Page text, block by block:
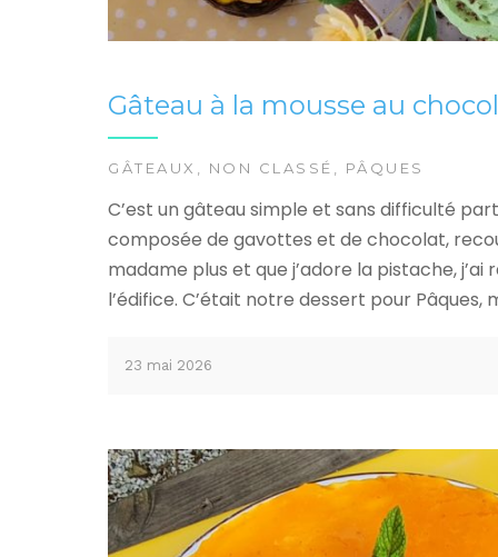
Gâteau à la mousse au
GÂTEAUX NON CLASSÉ PÂQUES
C’est un gâteau simple et sans difficulté
composée de gavottes et de chocolat,
madame plus et que j’adore la pistache,
l’édifice. C’était notre dessert pour Pâques,
23 mai 2026